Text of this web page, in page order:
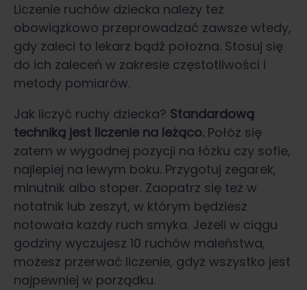
Liczenie ruchów dziecka należy też
obowiązkowo przeprowadzać zawsze wtedy,
gdy zaleci to lekarz bądź położna. Stosuj się
do ich zaleceń w zakresie częstotliwości i
metody pomiarów.
Jak liczyć ruchy dziecka? Standardową
techniką jest liczenie na leżąco. Połóż się
zatem w wygodnej pozycji na łóżku czy sofie,
najlepiej na lewym boku. Przygotuj zegarek,
minutnik albo stoper. Zaopatrz się też w
notatnik lub zeszyt, w którym będziesz
notowała każdy ruch smyka. Jeżeli w ciągu
godziny wyczujesz 10 ruchów maleństwa,
możesz przerwać liczenie, gdyż wszystko jest
najpewniej w porządku.